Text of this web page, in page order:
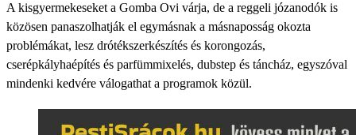
A kisgyermekeseket a Gomba Ovi várja, de a reggeli józanodók is
közösen panaszolhatják el egymásnak a másnaposság okozta
problémákat, lesz drótékszerkészítés és korongozás,
cserépkályhaépítés és parfümmixelés, dubstep és táncház, egyszóval
mindenki kedvére válogathat a programok közül.